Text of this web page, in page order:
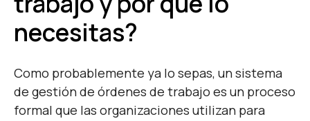
necesitas?
Como probablemente ya lo sepas, un sistema
de gestión de órdenes de trabajo es un proceso
formal que las organizaciones utilizan para